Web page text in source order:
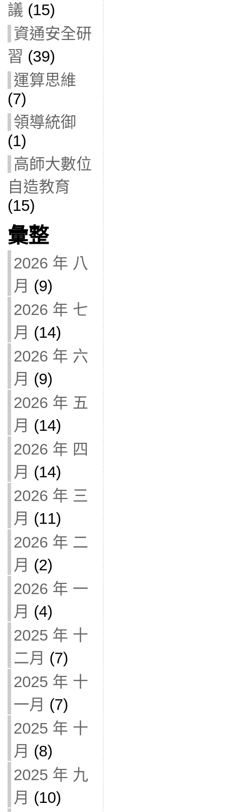
議 (15)
資通安全研
習 (39)
運算思維
(7)
領導統御
(1)
高師大數位
自造教育
(15)
彙整
2026 年 八
月 (9)
2026 年 七
月 (14)
2026 年 六
月 (9)
2026 年 五
月 (14)
2026 年 四
月 (14)
2026 年 三
月 (11)
2026 年 二
月 (2)
2026 年 一
月 (4)
2025 年 十
二月 (7)
2025 年 十
一月 (7)
2025 年 十
月 (8)
2025 年 九
月 (10)